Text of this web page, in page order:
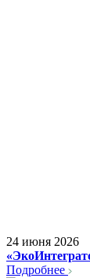
24 июня 2026
Подробнее